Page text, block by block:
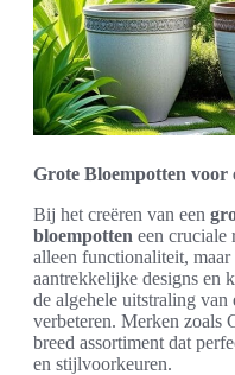
Grote Bloempotten voor
Bij het creëren van een
bloempotten een cruciale
alleen functionaliteit, maar
aantrekkelijke designs en
de algehele uitstraling
verbeteren. Merken zoals
breed assortiment dat
en stijlvoorkeuren.